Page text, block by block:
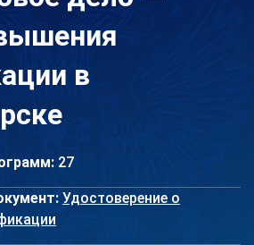
в
27
Удостоверение о